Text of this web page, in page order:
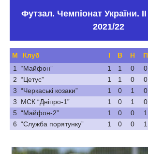
Футзал. Чемпіонат України.
2021/22
М Клуб І В Н П
1
“Майфон” 1 1 0 0
2 “Цетус” 1 1 0 0
3 “Черкаські козаки” 1 0 1 0
3
МСК “Дніпро-1” 1 0 1 0
5 “Майфон-2” 1 0 0 1
6 “Служба порятунку” 1 0 0 1